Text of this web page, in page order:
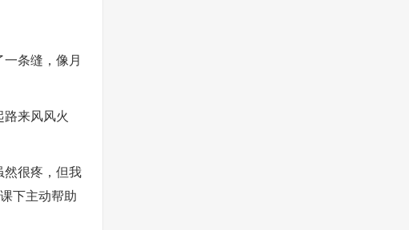
条缝，像月
来风风火
然很疼，但我
下主动帮助